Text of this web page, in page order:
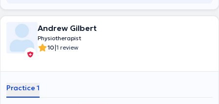
Andrew Gilbert
Physiotherapist
10|1 review
Practice 1